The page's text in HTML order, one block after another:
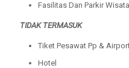
Fasilitas Dan Parkir
TIDAK TERMASUK
Tiket Pesawat Pp &
Hotel